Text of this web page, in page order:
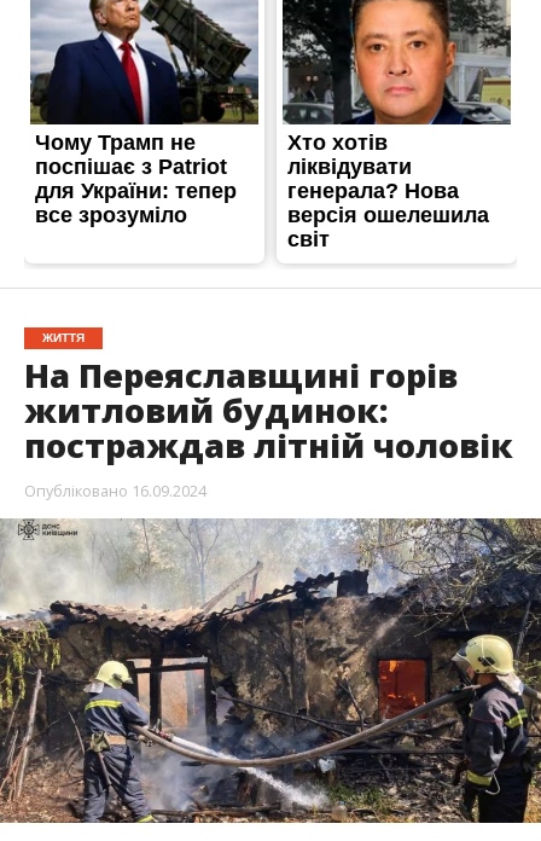
ЖИТТЯ
На Переяславщині горів
житловий будинок:
постраждав літній чоловік
Опубліковано 16.09.2024